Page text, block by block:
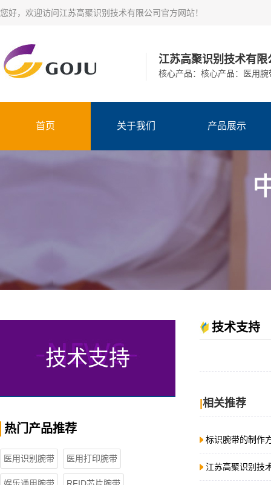
您好，欢迎访问江苏高聚识别技术有限公司官方网站！​
江苏高聚识别技术有限
核心产品：核心产品：医用
首页 关于我们 产品展示
技术支持
热门产品推荐
医用识别腕带 医用打印腕带
技术支持
相关推荐
标识腕带的制作
江苏高聚识别技